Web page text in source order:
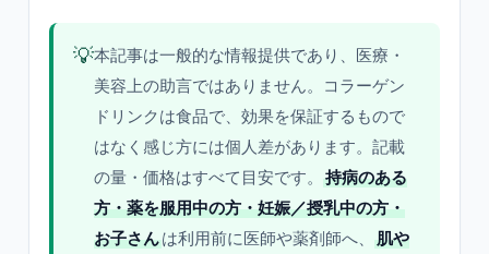
💡本記事は一般的な情報提供であり、医療・
美容上の助言ではありません。コラーゲン
ドリンクは食品で、効果を保証するもので
はなく感じ方には個人差があります。記載
の量・価格はすべて目安です。
持病のある
方・薬を服用中の方・妊娠／授乳中の方・
お子さんは利用前に医師や薬剤師へ、
肌や